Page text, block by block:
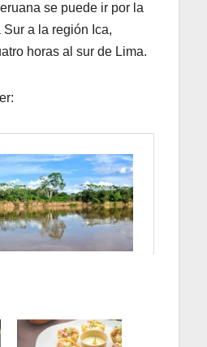
se puede ir por la
a la región Ica,
horas al sur de Lima.